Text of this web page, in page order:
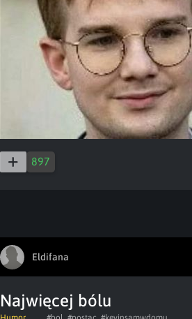
897
Eldifana
Najwięcej bólu